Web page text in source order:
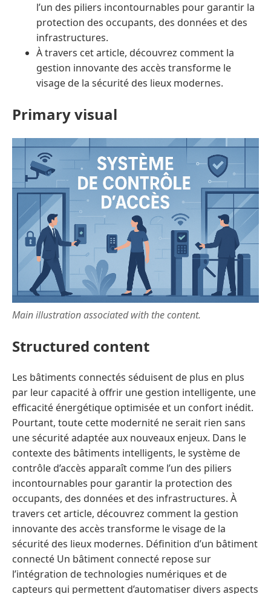
l’un des piliers incontournables pour garantir la
protection des occupants, des données et des
infrastructures.
À travers cet article, découvrez comment la
gestion innovante des accès transforme le
visage de la sécurité des lieux modernes.
Primary visual
Main illustration associated with the content.
Structured content
Les bâtiments connectés séduisent de plus en plus
par leur capacité à offrir une gestion intelligente, une
efficacité énergétique optimisée et un confort inédit.
Pourtant, toute cette modernité ne serait rien sans
une sécurité adaptée aux nouveaux enjeux. Dans le
contexte des bâtiments intelligents, le système de
contrôle d’accès apparaît comme l’un des piliers
incontournables pour garantir la protection des
occupants, des données et des infrastructures. À
travers cet article, découvrez comment la gestion
innovante des accès transforme le visage de la
sécurité des lieux modernes. Définition d’un bâtiment
connecté Un bâtiment connecté repose sur
l’intégration de technologies numériques et de
capteurs qui permettent d’automatiser divers aspects